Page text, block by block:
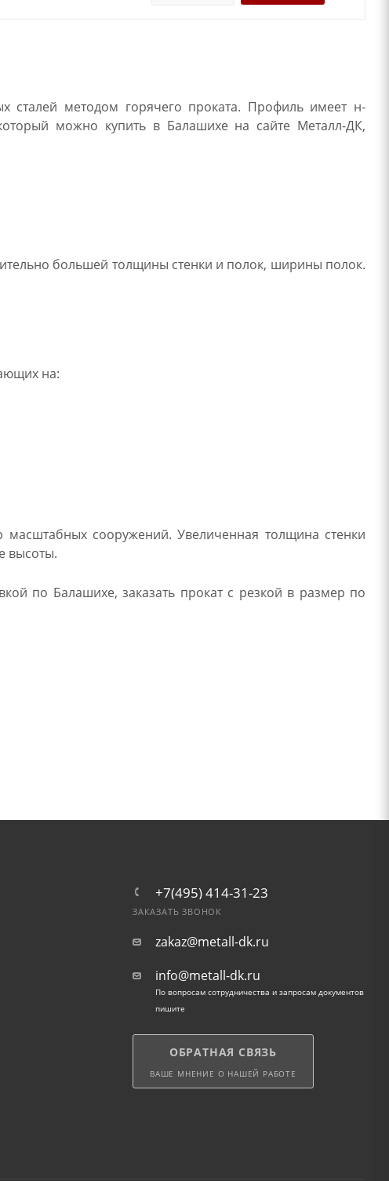
сталей методом горячего проката. Профиль имеет н-
можно купить в Балашихе на сайте Металл-ДК,
большей толщины стенки и полок, ширины полок.
на:
масштабных сооружений. Увеличенная толщина стенки
высоты.
по Балашихе, заказать прокат с резкой в размер по
+7(495) 414-31-23
ЗАКАЗАТЬ ЗВОНОК
zakaz@metall-dk.ru
info@metall-dk.ru
По вопросам сотрудничества и запросам документов
пишите
ОБРАТНАЯ СВЯЗЬ
ВАШЕ МНЕНИЕ О НАШЕЙ РАБОТЕ